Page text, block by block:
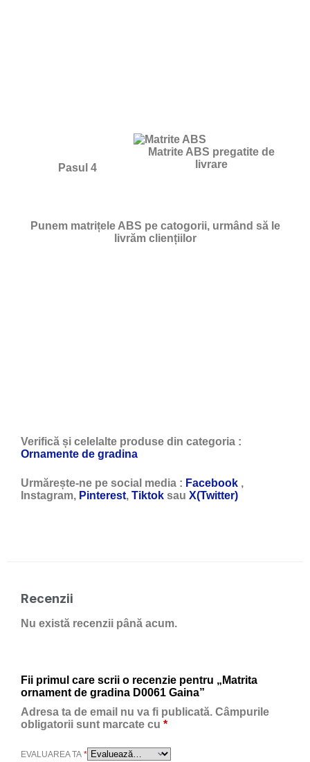
Matrite ABS pregatite de
livrare
Pasul 4
Punem matrițele ABS pe catogorii, urmând să le
livrăm cliențiilor
Verifică și celelalte produse din categoria :
Ornamente de gradina
Urmărește-ne pe social media : Facebook ,
Instagram, Pinterest, Tiktok sau X(Twitter)
Recenzii
Nu există recenzii până acum.
Fii primul care scrii o recenzie pentru „Matrita
ornament de gradina D0061 Gaina”
Adresa ta de email nu va fi publicată. Câmpurile
obligatorii sunt marcate cu *
EVALUAREA TA *